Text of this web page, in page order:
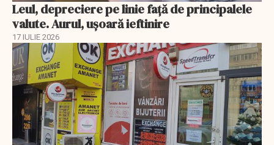
Leul, depreciere pe linie faţă de principalele
valute. Aurul, uşoară ieftinire
17 IULIE 2026